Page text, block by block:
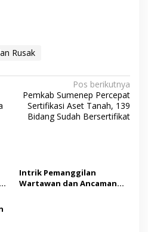
Rusak
Pos berikutnya
Pemkab Sumenep Percepat
Sertifikasi Aset Tanah, 139
Bidang Sudah Bersertifikat
Intrik Pemanggilan
Wartawan dan Ancaman